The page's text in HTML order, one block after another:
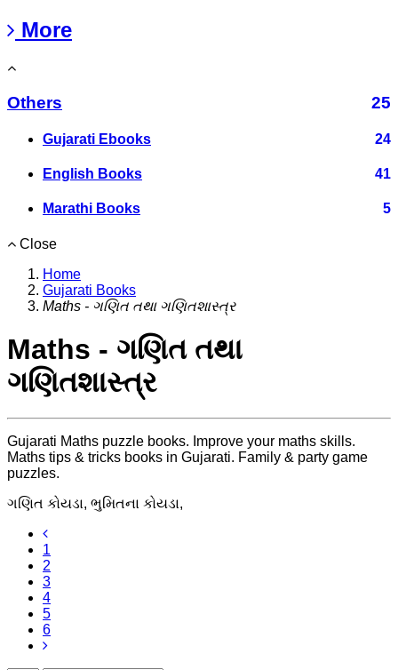
More
Others 25
Gujarati Ebooks 24
English Books 41
Marathi Books 5
Close
Home
Gujarati Books
Maths - ગણિત તથા ગણિતશાસ્ત્ર
Maths - ગણિત તથા
ગણિતશાસ્ત્ર
Gujarati Maths puzzle books. Improve your maths skills.
Maths tips & tricks books in Gujarati. Family & party game
puzzles.
ગણિત કોયડા, ભુમિતના કોયડા,
1
2
3
4
5
6